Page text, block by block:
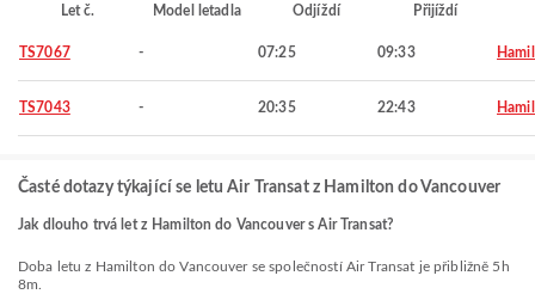
Let č. Model letadla Odjíždí Přijíždí
TS7067 - 07:25 09:33
TS7043 - 20:35 22:43
Časté dotazy týkající se letu Air Transat z Hamilton do Vancouver
Jak dlouho trvá let z Hamilton do Vancouver s Air Transat?
Doba letu z Hamilton do Vancouver se společností Air Transat je přibližně 5h
8m.